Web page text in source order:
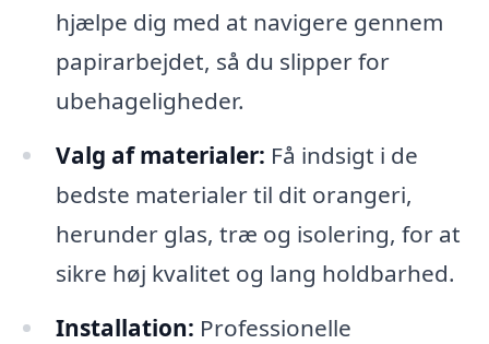
hjælpe dig med at navigere gennem
papirarbejdet, så du slipper for
ubehageligheder.
Valg af materialer: Få indsigt i de
bedste materialer til dit orangeri,
herunder glas, træ og isolering, for at
sikre høj kvalitet og lang holdbarhed.
Installation: Professionelle